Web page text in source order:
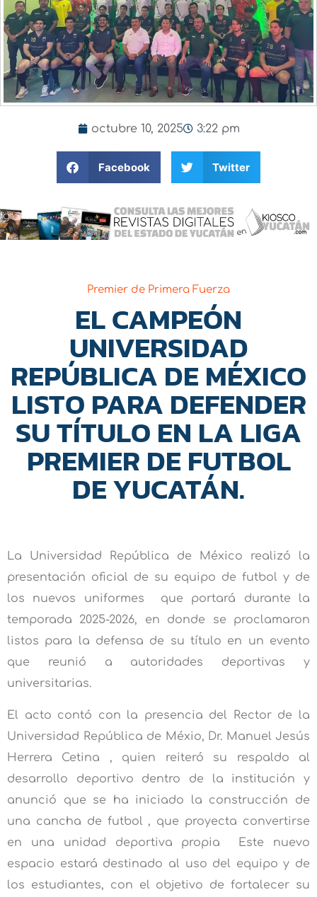
octubre 10, 2025 3:22 pm
Facebook Twitter
Premier de Primera Fuerza
EL CAMPEÓN
UNIVERSIDAD
REPÚBLICA DE MÉXICO
LISTO PARA DEFENDER
SU TÍTULO EN LA LIGA
PREMIER DE FUTBOL
DE YUCATÁN.
La Universidad República de México realizó la
presentación oficial de su equipo de futbol y de
los nuevos uniformes que portará durante la
temporada 2025-2026, en donde se proclamaron
listos para la defensa de su título en un evento
que reunió a autoridades deportivas y
universitarias.
El acto contó con la presencia del Rector de la
Universidad República de Méxio, Dr. Manuel Jesús
Herrera Cetina , quien reiteró su respaldo al
desarrollo deportivo dentro de la institución y
anunció que se ha iniciado la construcción de
una cancha de futbol , que proyecta convertirse
en una unidad deportiva propia Este nuevo
espacio estará destinado al uso del equipo y de
los estudiantes, con el objetivo de fortalecer su